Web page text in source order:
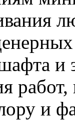
и
и